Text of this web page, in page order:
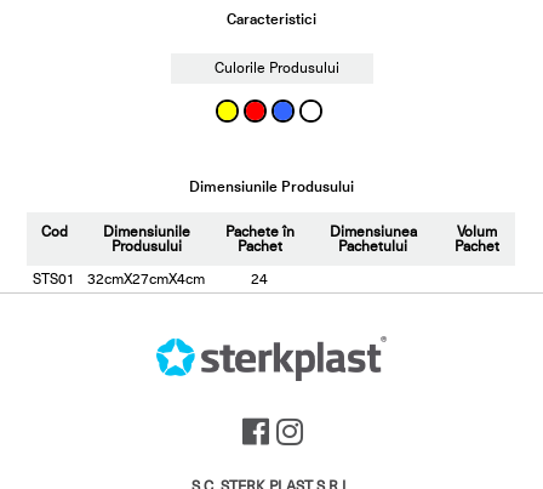
Caracteristici
Culorile Produsului
Dimensiunile Produsului
Cod Dimensiunile
Produsului
Pachete în
Pachet
Dimensiunea
Pachetului
Volum
Pachet
STS01
32cmX27cmX4cm 24